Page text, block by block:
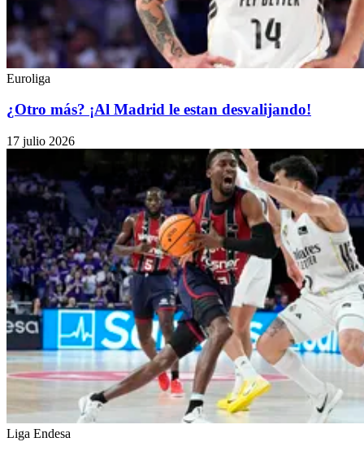
Euroliga
¿Otro más? ¡Al Madrid le estan desvalijando!
17 julio 2026
Liga Endesa